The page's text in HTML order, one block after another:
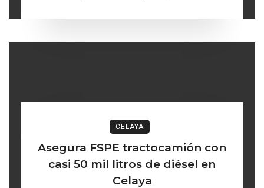
CELAYA
Asegura FSPE tractocamión con
casi 50 mil litros de diésel en
Celaya